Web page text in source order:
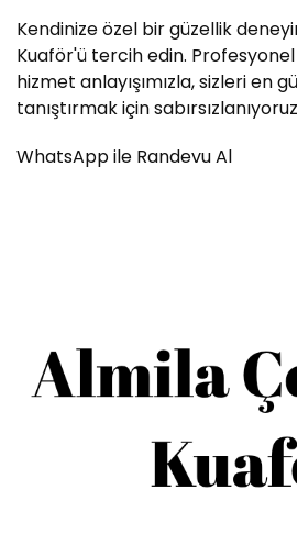
Kendinize özel bir güzellik
Kuaför'ü tercih edin.
hizmet anlayışımızla, sizleri en
tanıştırmak için
WhatsApp ile Randevu Al